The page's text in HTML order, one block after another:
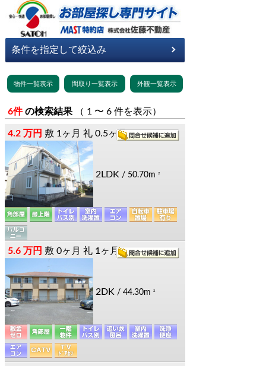
6件 の検索結果 （ 1 〜 6 件を表示）
4.2 万円 敷 1ヶ月 礼 0.5ヶ月
2LDK / 50.70m 2
5.6 万円 敷 0ヶ月 礼 1ヶ月
2DK / 44.30m 2